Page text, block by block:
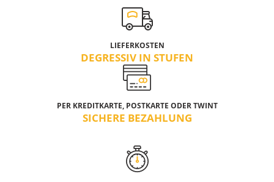
LIEFERKOSTEN
DEGRESSIV IN STUFEN
PER KREDITKARTE, POSTKARTE ODER TWINT
SICHERE BEZAHLUNG